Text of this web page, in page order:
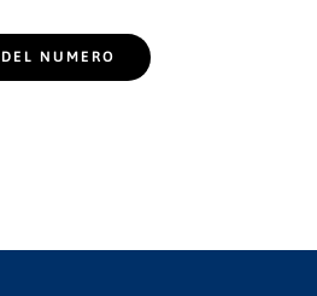
NUMERO